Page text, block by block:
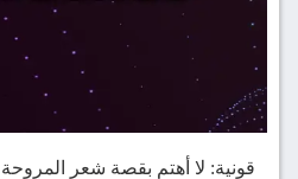
قونية: لا أهتم بقصة شعر